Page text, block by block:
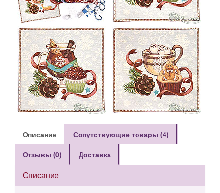
Описание Сопутствующие товары (4)
Отзывы (0) Доставка
Описание